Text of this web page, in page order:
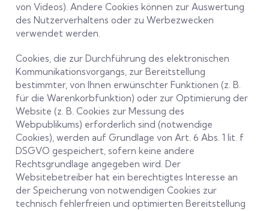
von Videos). Andere Cookies können zur Auswertung
des Nutzerverhaltens oder zu Werbezwecken
verwendet werden.
Cookies, die zur Durchführung des elektronischen
Kommunikationsvorgangs, zur Bereitstellung
bestimmter, von Ihnen erwünschter Funktionen (z. B.
für die Warenkorbfunktion) oder zur Optimierung der
Website (z. B. Cookies zur Messung des
Webpublikums) erforderlich sind (notwendige
Cookies), werden auf Grundlage von Art. 6 Abs. 1 lit. f
DSGVO gespeichert, sofern keine andere
Rechtsgrundlage angegeben wird. Der
Websitebetreiber hat ein berechtigtes Interesse an
der Speicherung von notwendigen Cookies zur
technisch fehlerfreien und optimierten Bereitstellung